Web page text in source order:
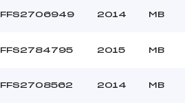
FFS2706949 2014 MB
FFS2784795 2015 MB
FFS2708562 2014 MB